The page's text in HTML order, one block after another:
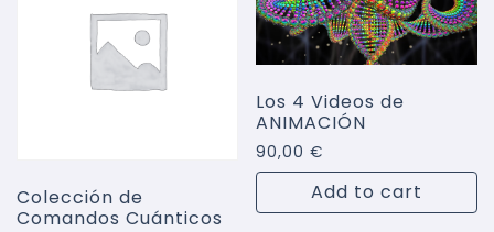
Colección de
Comandos Cuánticos
Los 4 Videos de
ANIMACIÓN
90,00€
Add to cart